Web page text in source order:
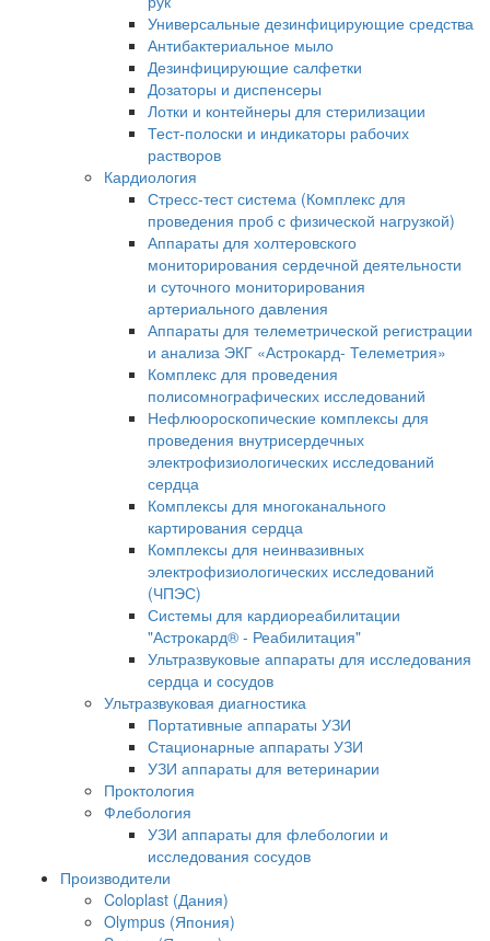
Универсальные дезинфицирующие средства
Антибактериальное мыло
Дезинфицирующие салфетки
Дозаторы и диспенсеры
Лотки и контейнеры для стерилизации
Тест-полоски и индикаторы рабочих
растворов
Кардиология
Стресс-тест система (Комплекс для
проведения проб с физической нагрузкой)
Аппараты для холтеровского
мониторирования сердечной деятельности
и суточного мониторирования
артериального давления
Аппараты для телеметрической регистрации
и анализа ЭКГ «Астрокард- Телеметрия»
Комплекс для проведения
полисомнографических исследований
Нефлюороскопические комплексы для
проведения внутрисердечных
электрофизиологических исследований
сердца
Комплексы для многоканального
картирования сердца
Комплексы для неинвазивных
электрофизиологических исследований
(ЧПЭС)
Системы для кардиореабилитации
"Астрокард® - Реабилитация"
Ультразвуковые аппараты для исследования
сердца и сосудов
Ультразвуковая диагностика
Портативные аппараты УЗИ
Стационарные аппараты УЗИ
УЗИ аппараты для ветеринарии
Проктология
Флебология
УЗИ аппараты для флебологии и
исследования сосудов
Производители
Coloplast (Дания)
Olympus (Япония)